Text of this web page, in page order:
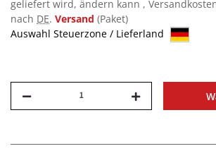
geliefert wird, ändern kann ,
nach DE. Versand (Paket)
Auswahl Steuerzone / Lieferland